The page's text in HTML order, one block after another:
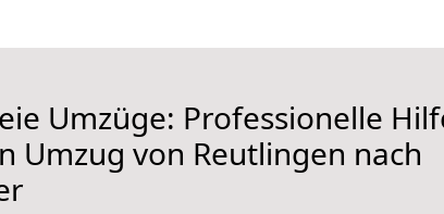
Umzüge: Professionelle
Umzug von Reutlingen nach